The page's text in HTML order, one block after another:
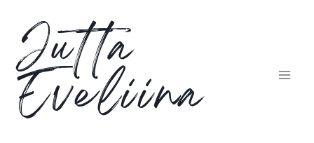
sisältöön
Jutta
Eveliina